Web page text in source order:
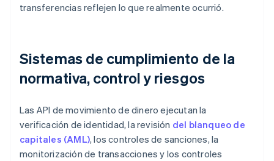
transferencias reflejen lo que realmente ocurrió.
Sistemas de cumplimiento de la
normativa, control y riesgos
Las API de movimiento de dinero ejecutan la
verificación de identidad, la revisión del blanqueo de
capitales (AML), los controles de sanciones, la
monitorización de transacciones y los controles